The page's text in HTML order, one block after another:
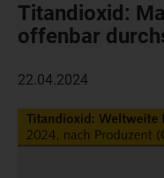
Titandioxid:
offenbar
22.04.2024